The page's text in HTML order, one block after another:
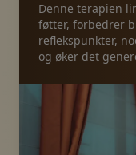
Denne terapien
føtter, forbedrer
reflekspunkter,
og øker det